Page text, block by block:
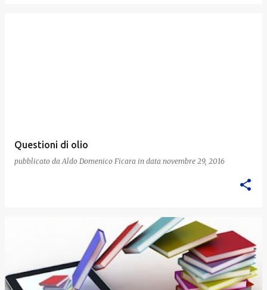
Questioni di olio
pubblicato da Aldo Domenico Ficara in data novembre 29, 2016